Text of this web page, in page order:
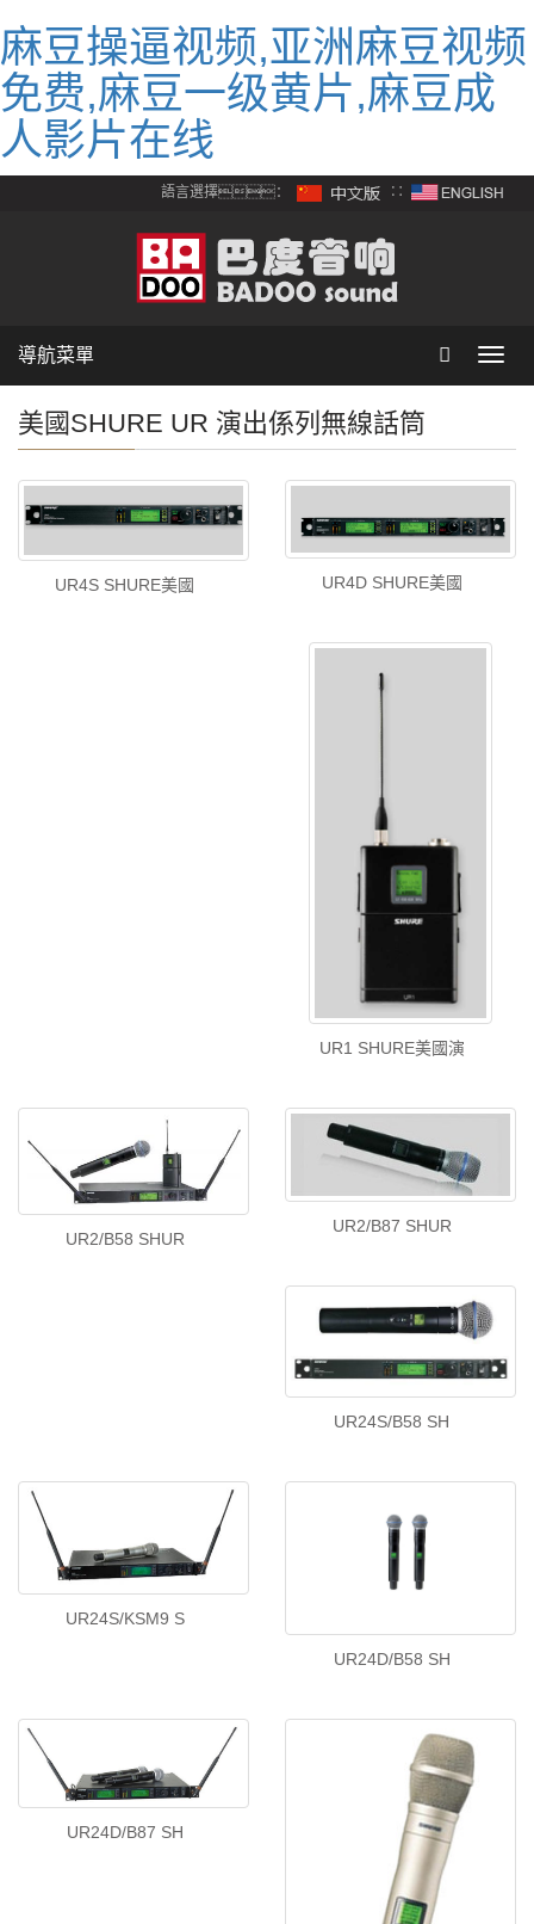
麻豆操逼视频,亚洲麻豆视频
免费,麻豆一级黄片,麻豆成
人影片在线
語言選擇： ∷
導航菜單
美國SHURE UR 演出係列無線話筒
UR4S SHURE美國 UR4D SHURE美國
UR1 SHURE美國演
UR2/B58 SHUR
UR2/B87 SHUR
UR24S/B58 SH
UR24S/KSM9 S
UR24D/B58 SH
UR24D/B87 SH